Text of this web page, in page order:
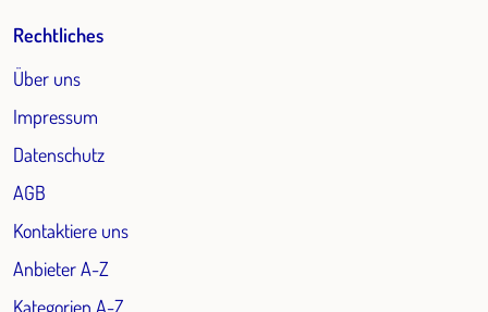
Rechtliches
Über uns
Impressum
Datenschutz
AGB
Kontaktiere uns
Anbieter A-Z
Kategorien A-Z